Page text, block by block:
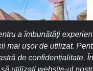
a îmbunătăţi
mai uşor de utilizat.
de confidențialitate. În
utilizați website-ul